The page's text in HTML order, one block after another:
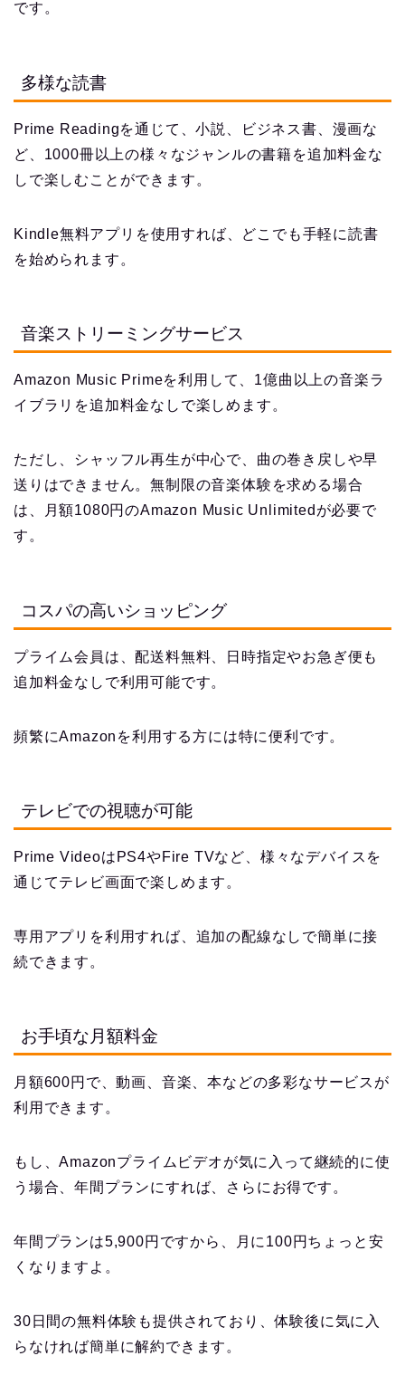
です。
多様な読書
Prime Readingを通じて、小説、ビジネス書、漫画な
ど、1000冊以上の様々なジャンルの書籍を追加料金な
しで楽しむことができます。
Kindle無料アプリを使用すれば、どこでも手軽に読書
を始められます。
音楽ストリーミングサービス
Amazon Music Primeを利用して、1億曲以上の音楽ラ
イブラリを追加料金なしで楽しめます。
ただし、シャッフル再生が中心で、曲の巻き戻しや早
送りはできません。無制限の音楽体験を求める場合
は、月額1080円のAmazon Music Unlimitedが必要で
す。
コスパの高いショッピング
プライム会員は、配送料無料、日時指定やお急ぎ便も
追加料金なしで利用可能です。
頻繁にAmazonを利用する方には特に便利です。
テレビでの視聴が可能
Prime VideoはPS4やFire TVなど、様々なデバイスを
通じてテレビ画面で楽しめます。
専用アプリを利用すれば、追加の配線なしで簡単に接
続できます。
お手頃な月額料金
月額600円で、動画、音楽、本などの多彩なサービスが
利用できます。
もし、Amazonプライムビデオが気に入って継続的に使
う場合、年間プランにすれば、さらにお得です。
年間プランは5,900円ですから、月に100円ちょっと安
くなりますよ。
30日間の無料体験も提供されており、体験後に気に入
らなければ簡単に解約できます。